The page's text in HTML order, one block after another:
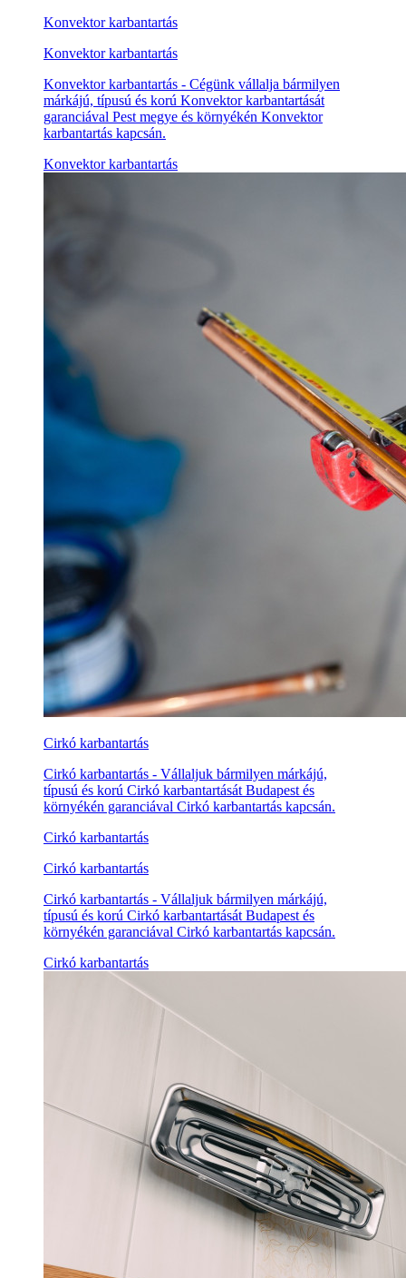
Konvektor karbantartás
Konvektor karbantartás
Konvektor karbantartás - Cégünk vállalja bármilyen
márkájú, típusú és korú Konvektor karbantartását
garanciával Pest megye és környékén Konvektor
karbantartás kapcsán.
Konvektor karbantartás
Cirkó karbantartás
Cirkó karbantartás - Vállaljuk bármilyen márkájú,
típusú és korú Cirkó karbantartását Budapest és
környékén garanciával Cirkó karbantartás kapcsán.
Cirkó karbantartás
Cirkó karbantartás
Cirkó karbantartás - Vállaljuk bármilyen márkájú,
típusú és korú Cirkó karbantartását Budapest és
környékén garanciával Cirkó karbantartás kapcsán.
Cirkó karbantartás